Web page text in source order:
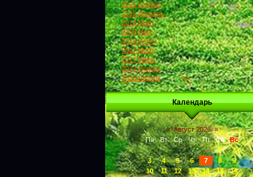
2015 Ноябрь
2015 Декабрь
2016 Март
2016 Май
2016 Июль
2017 Март
2017 Июль
2017 Ноябрь
2018 Апрель
Календарь
« Август 2026 »
Пн
Вт Ср Чт Пт Сб
Вс
1
2
3
4 5 6 7 8
9
10
11 12 13 14 15
16